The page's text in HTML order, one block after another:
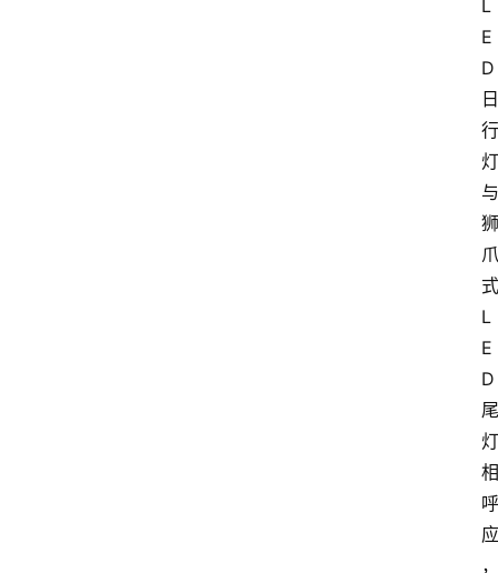
L
E
D
日
行
灯
与
狮
爪
式
L
E
D
尾
灯
相
呼
应
，